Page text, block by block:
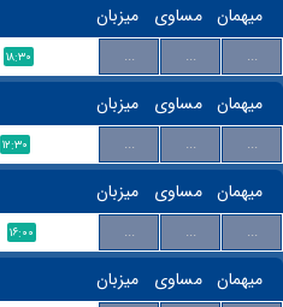
میزبان مساوی میهمان
۱۸:۳۰ ... ...
...
میزبان مساوی میهمان
۱۲:۳۰ ... ...
...
میزبان مساوی میهمان
۱۶:۰۰ ... ...
...
میزبان مساوی میهمان